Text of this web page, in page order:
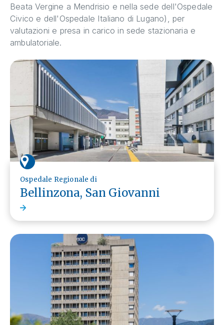
Beata Vergine a Mendrisio e nella sede dell'Ospedale
Civico e dell'Ospedale Italiano di Lugano), per
valutazioni e presa in carico in sede stazionaria e
ambulatoriale.
Ospedale Regionale di
Bellinzona, San Giovanni